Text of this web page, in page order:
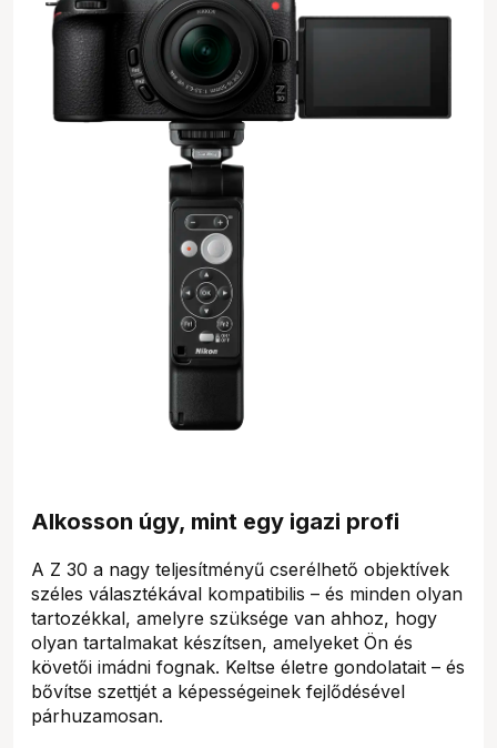
Alkosson úgy, mint egy igazi profi
A Z 30 a nagy teljesítményű cserélhető objektívek
széles választékával kompatibilis – és minden olyan
tartozékkal, amelyre szüksége van ahhoz, hogy
olyan tartalmakat készítsen, amelyeket Ön és
követői imádni fognak. Keltse életre gondolatait – és
bővítse szettjét a képességeinek fejlődésével
párhuzamosan.